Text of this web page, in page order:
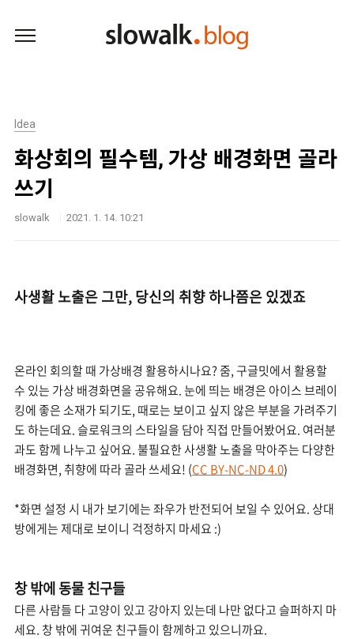
Idea
화상회의 필수템, 가상 배경화면 골라
쓰기
slowalk 2021. 1. 14. 10:21
사생활 노출은 그만, 당신의 취향 하나쯤은 있겠죠
온라인 회의할 때 가상배경 활용하시나요? 줌, 구글밋에서 활용할
수 있는 가상 배경화면을 공유해요. 눈에 띄는 배경은 아이스 브레이
킹에 좋은 소재가 되기도, 때로는 보이고 싶지 않은 부분을 가려주기
도 하는데요. 슬로워크의 스타일을 담아 직접 만들어봤어요. 여러분
과도 함께 나누고 싶어요. 불필요한 사생활 노출을 막아주는 다양한
배경화면, 취향에 따라 골라 쓰세요! (CC BY-NC-ND 4.0)
*화면 설정 시 내가 보기에는 좌우가 반전되어 보일 수 있어요. 상대
방에게는 제대로 보이니 걱정하지 마세요 :)
창 밖에 동물 친구들
다른 사람들 다 고양이 있고 강아지 있는데 나만 없다고 슬퍼하지 마
세요. 창 밖에 귀여운 친구들이 함께하고 있으니까요.